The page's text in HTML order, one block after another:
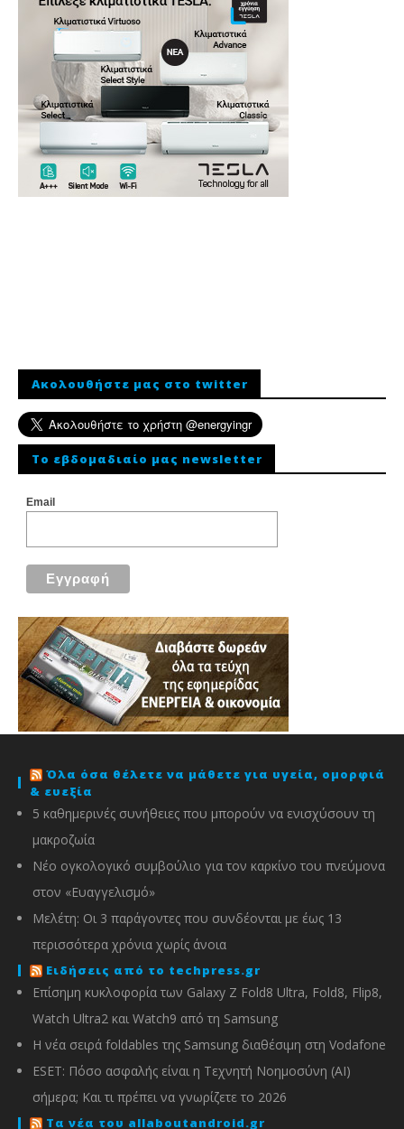
Ακολουθήστε μας στο twitter
To εβδομαδιαίο μας newsletter
Email
Όλα όσα θέλετε να μάθετε για υγεία, ομορφιά
& ευεξία
5 καθημερινές συνήθειες που μπορούν να ενισχύσουν τη
μακροζωία
Νέο ογκολογικό συμβούλιο για τον καρκίνο του πνεύμονα
στον «Ευαγγελισμό»
Μελέτη: Οι 3 παράγοντες που συνδέονται με έως 13
περισσότερα χρόνια χωρίς άνοια
Ειδήσεις από το techpress.gr
Επίσημη κυκλοφορία των Galaxy Z Fold8 Ultra, Fold8, Flip8,
Watch Ultra2 και Watch9 από τη Samsung
Η νέα σειρά foldables της Samsung διαθέσιμη στη Vodafone
ESET: Πόσο ασφαλής είναι η Τεχνητή Νοημοσύνη (AI)
σήμερα; Και τι πρέπει να γνωρίζετε το 2026
Τα νέα του allaboutandroid.gr